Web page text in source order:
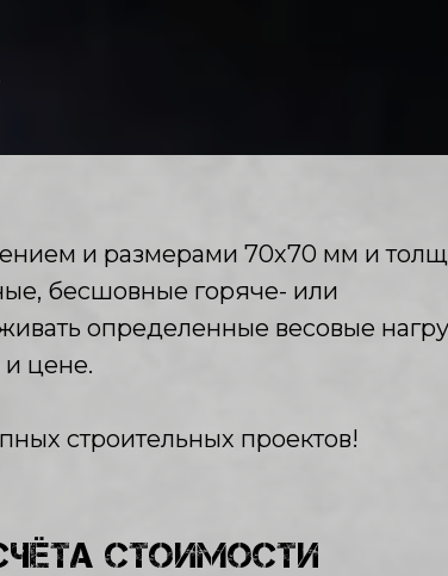
и размерами 70х70 мм и
бесшовные горяче- или
определенные весовые
цене.
строительных проектов!
СТОИМОСТИ